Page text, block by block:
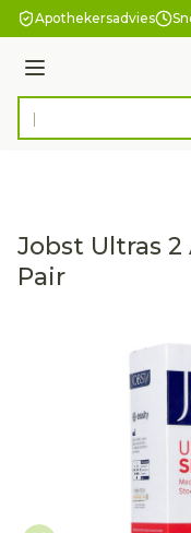
Ga naar de inhoud
Apothekersadvies
Menu
Product, merk,
Jobst Ultras 2
Pair